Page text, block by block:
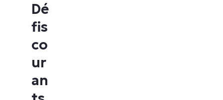
Dé
fis
co
ur
an